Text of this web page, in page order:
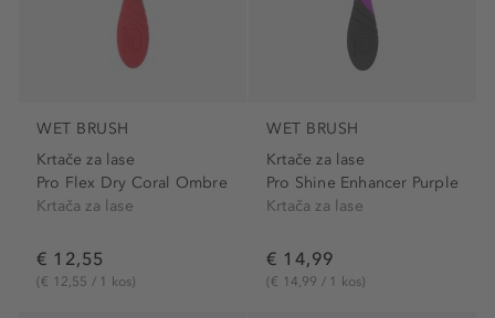
WET BRUSH
Krtače za lase
Pro Flex Dry Coral Ombre
Krtača za lase
€ 12,55
(€ 12,55 / 1 kos)
WET BRUSH
Krtače za lase
Pro Shine Enhancer Purple
Krtača za lase
€ 14,99
(€ 14,99 / 1 kos)